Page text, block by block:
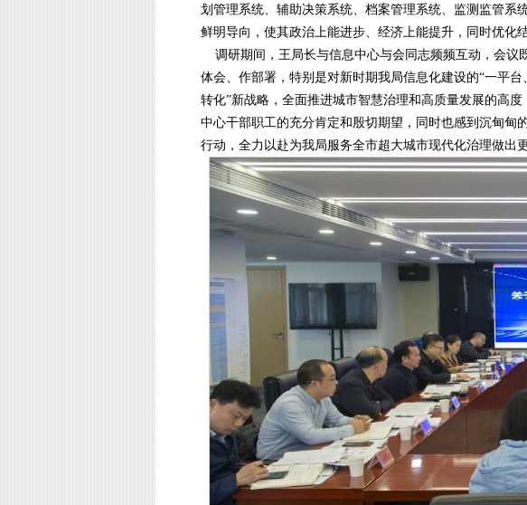
划管理系统、辅助决策系统、档案管理系统、监测监管系
鲜明导向，使其政治上能进步、经济上能提升，同时优化
调研期间，王局长与信息中心与会同志频频互动，会议
体会、作部署，特别是对新时期我局信息化建设的“一平
转化”新战略，全面推进城市智慧治理和高质量发展的高
中心干部职工的充分肯定和殷切期望，同时也感到沉甸甸
行动，全力以赴为我局服务全市超大城市现代化治理做出